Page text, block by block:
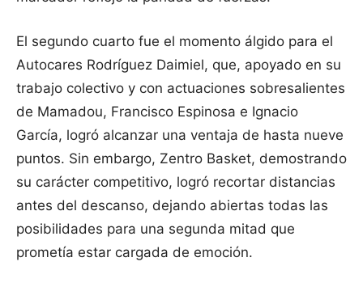
El segundo cuarto fue el momento álgido para el
Autocares Rodríguez Daimiel, que, apoyado en su
trabajo colectivo y con actuaciones sobresalientes
de Mamadou, Francisco Espinosa e Ignacio
García, logró alcanzar una ventaja de hasta nueve
puntos. Sin embargo, Zentro Basket, demostrando
su carácter competitivo, logró recortar distancias
antes del descanso, dejando abiertas todas las
posibilidades para una segunda mitad que
prometía estar cargada de emoción.